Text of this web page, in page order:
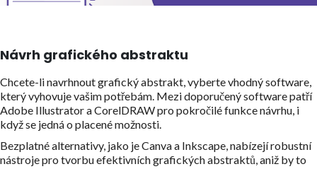
Návrh grafického abstraktu
Chcete-li navrhnout grafický abstrakt, vyberte vhodný software,
který vyhovuje vašim potřebám. Mezi doporučený software patří
Adobe Illustrator a CorelDRAW pro pokročilé funkce návrhu, i
když se jedná o placené možnosti.
Bezplatné alternativy, jako je Canva a Inkscape, nabízejí robustní
nástroje pro tvorbu efektivních grafických abstraktů, aniž by to